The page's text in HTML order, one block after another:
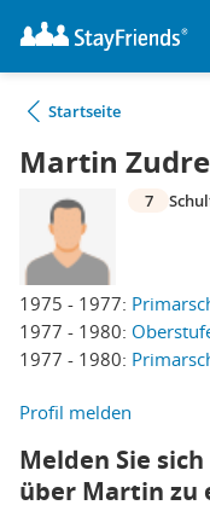
Startseite
Martin
1975 - 1977:
1977 - 1980:
1977 - 1980:
7
Profil melden
Melden Sie
über Martin zu